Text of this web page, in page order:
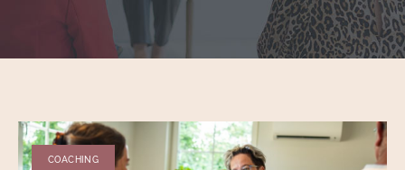
COACHING